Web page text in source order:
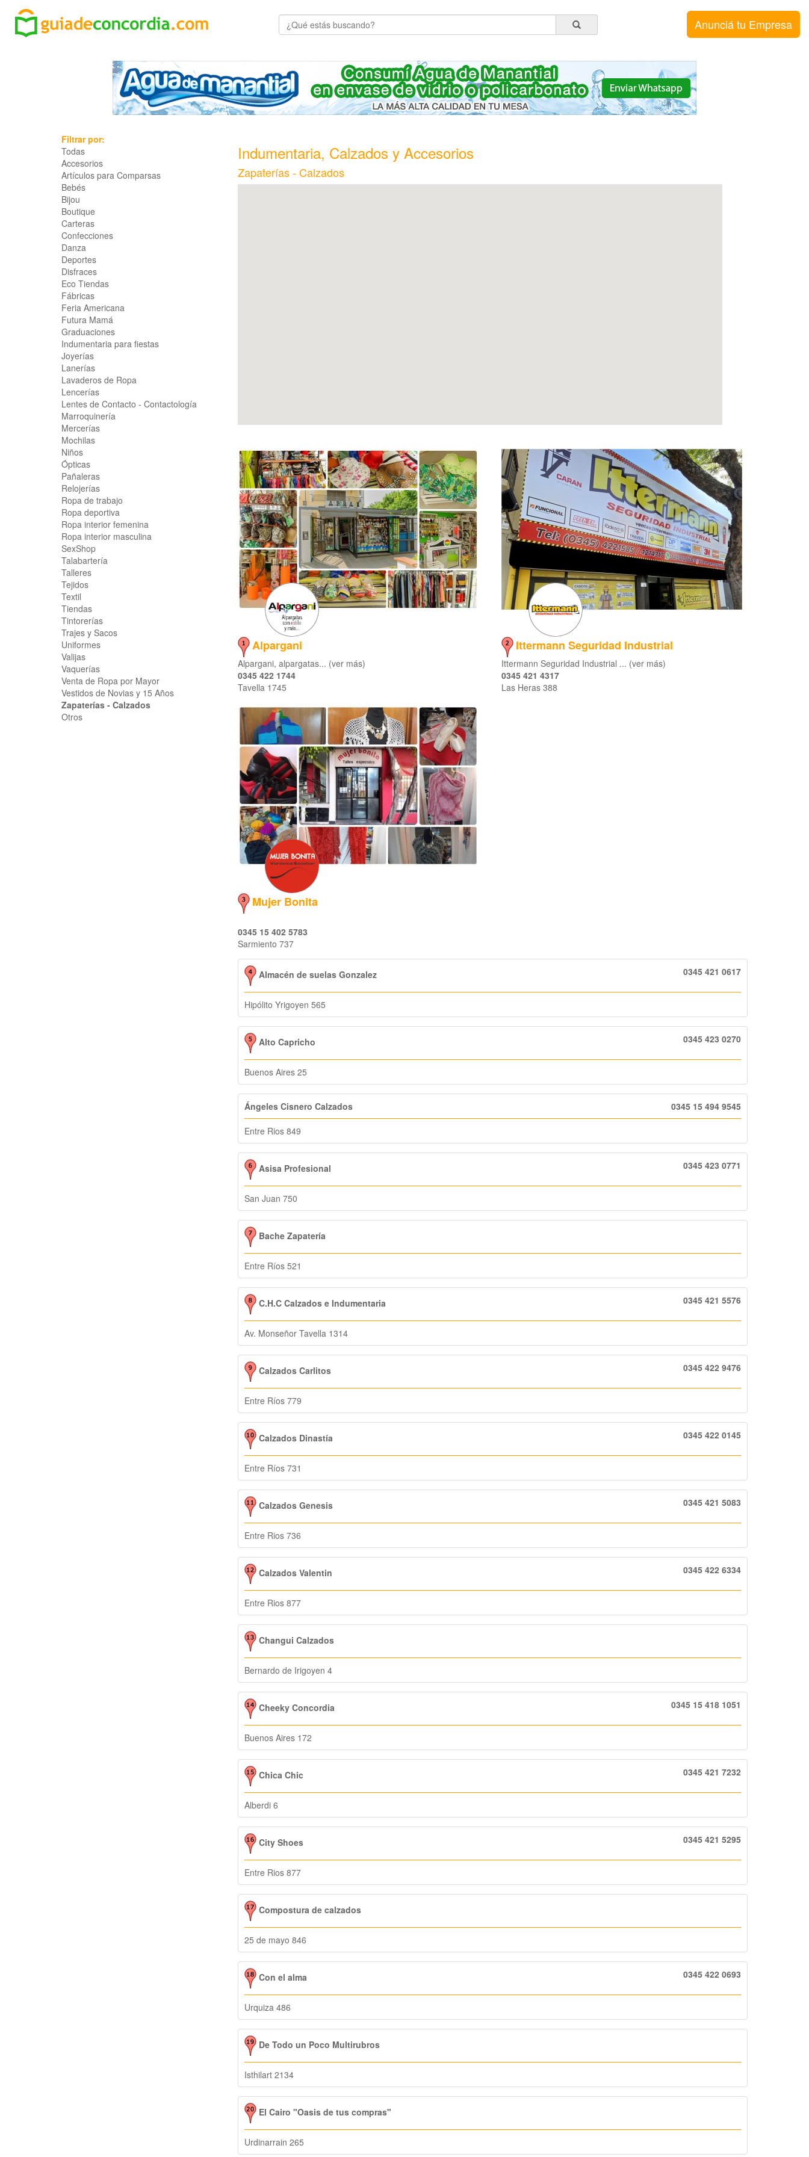
Anunciá tu Empresa
Filtrar por:
Todas
Accesorios
Artículos para Comparsas
Bebés
Bijou
Boutique
Carteras
Confecciones
Danza
Deportes
Disfraces
Eco Tiendas
Fábricas
Feria Americana
Futura Mamá
Graduaciones
Indumentaria para fiestas
Joyerías
Lanerías
Lavaderos de Ropa
Lencerías
Lentes de Contacto - Contactología
Marroquinería
Mercerías
Mochilas
Niños
Ópticas
Pañaleras
Relojerías
Ropa de trabajo
Ropa deportiva
Ropa interior femenina
Ropa interior masculina
SexShop
Talabartería
Talleres
Tejidos
Textil
Tiendas
Tintorerías
Trajes y Sacos
Uniformes
Valijas
Vaquerías
Venta de Ropa por Mayor
Vestidos de Novias y 15 Años
Zapaterías - Calzados
Otros
Indumentaria, Calzados y Accesorios
Zapaterías - Calzados
Alpargani
Alpargani, alpargatas... (ver más)
0345 422 1744
Tavella 1745
Ittermann Seguridad Industrial
Ittermann Seguridad Industrial ... (ver más)
0345 421 4317
Las Heras 388
Mujer Bonita
0345 15 402 5783
Sarmiento 737
Almacén de suelas Gonzalez 0345 421 0617
Hipólito Yrigoyen 565
Alto Capricho 0345 423 0270
Buenos Aires 25
Ángeles Cisnero Calzados 0345 15 494 9545
Entre Rios 849
Asisa Profesional 0345 423 0771
San Juan 750
Bache Zapatería
Entre Ríos 521
C.H.C Calzados e Indumentaria 0345 421 5576
Av. Monseñor Tavella 1314
Calzados Carlitos 0345 422 9476
Entre Ríos 779
Calzados Dinastía 0345 422 0145
Entre Ríos 731
Calzados Genesis 0345 421 5083
Entre Rios 736
Calzados Valentin 0345 422 6334
Entre Rios 877
Changui Calzados
Bernardo de Irigoyen 4
Cheeky Concordia 0345 15 418 1051
Buenos Aires 172
Chica Chic 0345 421 7232
Alberdi 6
City Shoes 0345 421 5295
Entre Rios 877
Compostura de calzados
25 de mayo 846
Con el alma 0345 422 0693
Urquiza 486
De Todo un Poco Multirubros
Isthilart 2134
El Cairo "Oasis de tus compras"
Urdinarrain 265